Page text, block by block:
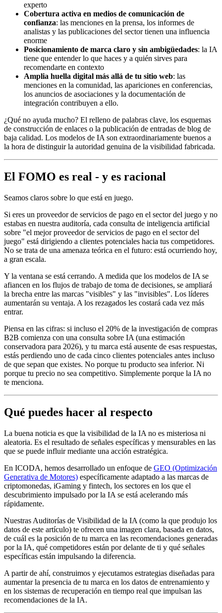
experto
Cobertura activa en medios de comunicación de
confianza: las menciones en la prensa, los informes de
analistas y las publicaciones del sector tienen una influencia
enorme
Posicionamiento de marca claro y sin ambigüedades: la IA
tiene que entender lo que haces y a quién sirves para
recomendarte en contexto
Amplia huella digital más allá de tu sitio web: las
menciones en la comunidad, las apariciones en conferencias,
los anuncios de asociaciones y la documentación de
integración contribuyen a ello.
¿Qué no ayuda mucho? El relleno de palabras clave, los esquemas
de construcción de enlaces o la publicación de entradas de blog de
baja calidad. Los modelos de IA son extraordinariamente buenos a
la hora de distinguir la autoridad genuina de la visibilidad fabricada.
El FOMO es real - y es racional
Seamos claros sobre lo que está en juego.
Si eres un proveedor de servicios de pago en el sector del juego y no
estabas en nuestra auditoría, cada consulta de inteligencia artificial
sobre "el mejor proveedor de servicios de pago en el sector del
juego" está dirigiendo a clientes potenciales hacia tus competidores.
No se trata de una amenaza teórica en el futuro: está ocurriendo hoy,
a gran escala.
Y la ventana se está cerrando. A medida que los modelos de IA se
afiancen en los flujos de trabajo de toma de decisiones, se ampliará
la brecha entre las marcas "visibles" y las "invisibles". Los líderes
aumentarán su ventaja. A los rezagados les costará cada vez más
entrar.
Piensa en las cifras: si incluso el 20% de la investigación de compras
B2B comienza con una consulta sobre IA (una estimación
conservadora para 2026), y tu marca está ausente de esas respuestas,
estás perdiendo uno de cada cinco clientes potenciales antes incluso
de que sepan que existes. No porque tu producto sea inferior. Ni
porque tu precio no sea competitivo. Simplemente porque la IA no
te menciona.
Qué puedes hacer al respecto
La buena noticia es que la visibilidad de la IA no es misteriosa ni
aleatoria. Es el resultado de señales específicas y mensurables en las
que se puede influir mediante una acción estratégica.
En ICODA, hemos desarrollado un enfoque de GEO (Optimización
Generativa de Motores) específicamente adaptado a las marcas de
criptomonedas, iGaming y fintech, los sectores en los que el
descubrimiento impulsado por la IA se está acelerando más
rápidamente.
Nuestras Auditorías de Visibilidad de la IA (como la que produjo los
datos de este artículo) te ofrecen una imagen clara, basada en datos,
de cuál es la posición de tu marca en las recomendaciones generadas
por la IA, qué competidores están por delante de ti y qué señales
específicas están impulsando la diferencia.
A partir de ahí, construimos y ejecutamos estrategias diseñadas para
aumentar la presencia de tu marca en los datos de entrenamiento y
en los sistemas de recuperación en tiempo real que impulsan las
recomendaciones de la IA.